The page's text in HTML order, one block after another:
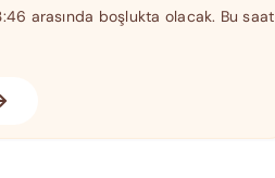
arasında boşlukta olacak. Bu saat